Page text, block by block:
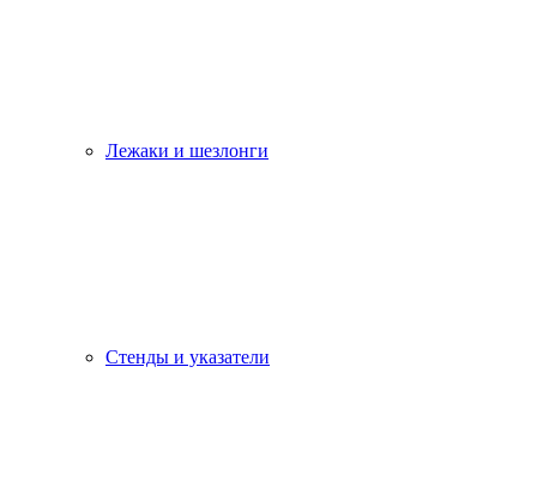
Лежаки и шезлонги
Стенды и указатели